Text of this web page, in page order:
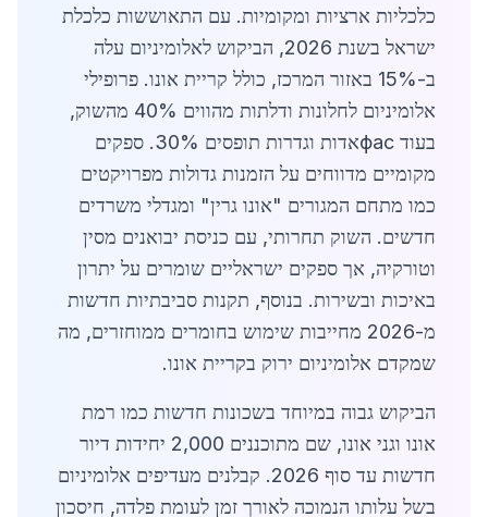
כלכליות ארציות ומקומיות. עם התאוששות כלכלת
ישראל בשנת 2026, הביקוש לאלומיניום עלה
ב-15% באזור המרכז, כולל קריית אונו. פרופילי
אלומיניום לחלונות ודלתות מהווים 40% מהשוק,
בעוד фасאדות וגדרות תופסים 30%. ספקים
מקומיים מדווחים על הזמנות גדולות מפרויקטים
כמו מתחם המגורים "אונו גרין" ומגדלי משרדים
חדשים. השוק תחרותי, עם כניסת יבואנים מסין
וטורקיה, אך ספקים ישראליים שומרים על יתרון
באיכות ובשירות. בנוסף, תקנות סביבתיות חדשות
מ-2026 מחייבות שימוש בחומרים ממוחזרים, מה
שמקדם אלומיניום ירוק בקריית אונו.
הביקוש גבוה במיוחד בשכונות חדשות כמו רמת
אונו וגני אונו, שם מתוכננים 2,000 יחידות דיור
חדשות עד סוף 2026. קבלנים מעדיפים אלומיניום
בשל עלותו הנמוכה לאורך זמן לעומת פלדה, חיסכון